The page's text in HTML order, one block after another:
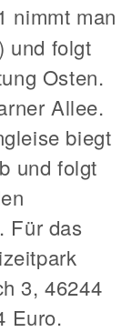
nimmt man
und folgt
Osten.
Allee.
biegt
und folgt
Für das
3, 46244
Euro.